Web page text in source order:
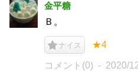
金平糖
Ｂ。
ナイス ★4
コメント(0) 2020/